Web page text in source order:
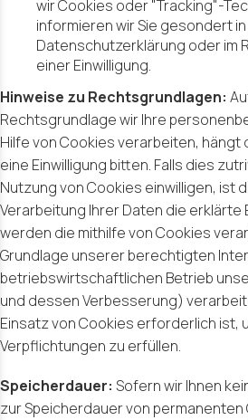
wir Cookies oder "Tracking"-
informieren wir Sie gesondert
Datenschutzerklärung oder im
einer Einwilligung.
Hinweise zu Rechtsgrundlagen:
Rechtsgrundlage wir Ihre
Hilfe von Cookies verarbeiten, hängt
eine Einwilligung bitten. Falls dies
Nutzung von Cookies einwilligen, ist
Verarbeitung Ihrer Daten die erklärte
werden die mithilfe von Cookies
Grundlage unserer berechtigten
betriebswirtschaftlichen Betrieb
und dessen Verbesserung)
Einsatz von Cookies erforderlich ist,
Verpflichtungen zu erfüllen.
Speicherdauer: Sofern wir Ihnen
zur Speicherdauer von permanenten